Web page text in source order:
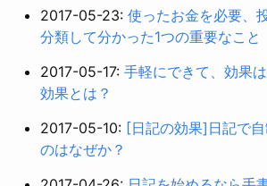
2017-05-23: 使ったお金を必要、
分類して分かった1つの重要なこと
2017-05-17: 手軽にできて、効果
効果とは？
2017-05-10: [日記の効果]日記で
のはなぜか？